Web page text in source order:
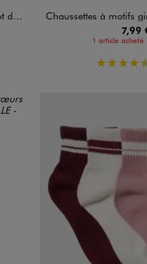
3)
Chaussettes à motifs girly
7,99
1 article
4.5/5